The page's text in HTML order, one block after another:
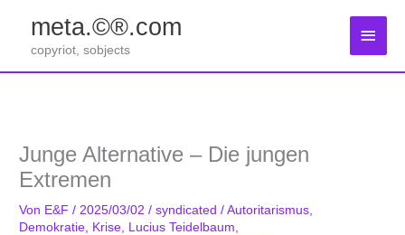
springen
meta.©®.com
copyriot, sobjects
Junge Alternative – Die jungen
Extremen
Von E&F/ 2025/03/02/syndicated /Autoritarismus
Demokratie Krise Lucius Teidelbaum